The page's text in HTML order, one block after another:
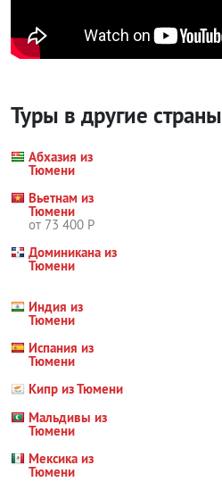
Туры в другие страны
Абхазия из
Тюмени
Вьетнам из
Тюмени
от 73 400 Р
Доминикана из
Тюмени
Индия из
Тюмени
Испания из
Тюмени
Кипр из Тюмени
Мальдивы из
Тюмени
Мексика из
Тюмени